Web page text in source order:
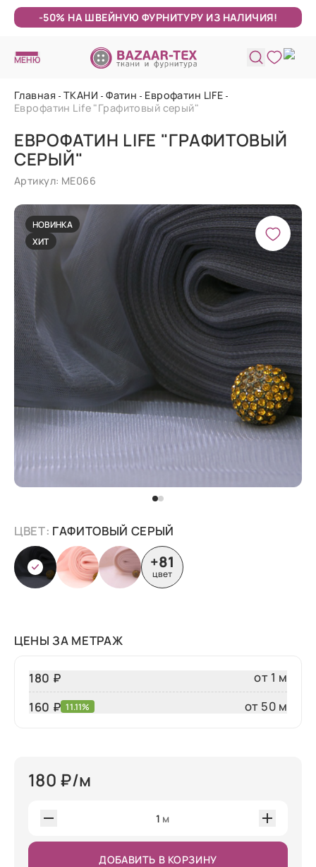
-50% НА ШВЕЙНУЮ ФУРНИТУРУ ИЗ НАЛИЧИЯ!
МЕНЮ
Главная ТКАНИ Фатин
Еврофатин LIFE
Еврофатин Life "Графитовый серый"
ЕВРОФАТИН LIFE "ГРАФИТОВЫЙ
СЕРЫЙ"
Артикул: МЕ066
НОВИНКА
ХИТ
ЦВЕТ: ГАФИТОВЫЙ СЕРЫЙ
+81
цвет
ЦЕНЫ ЗА МЕТРАЖ
180 ₽
от 1 м
160 ₽ 11.11% от 50 м
180 ₽/м
1 м
ДОБАВИТЬ В КОРЗИНУ